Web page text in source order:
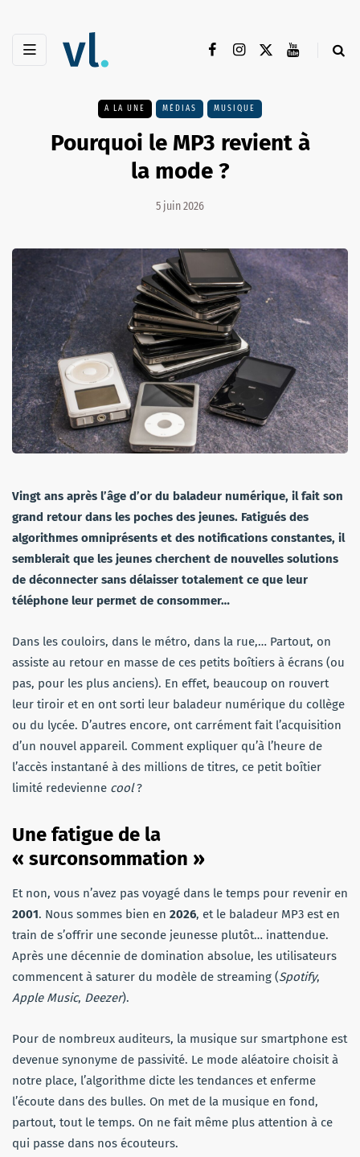
A LA UNE MÉDIAS MUSIQUE
Pourquoi le MP3 revient à
la mode ?
5 juin 2026
Vingt ans après l’âge d’or du baladeur numérique, il fait son
grand retour dans les poches des jeunes. Fatigués des
algorithmes omniprésents et des notifications constantes, il
semblerait que les jeunes cherchent de nouvelles solutions
de déconnecter sans délaisser totalement ce que leur
téléphone leur permet de consommer…
Dans les couloirs, dans le métro, dans la rue,… Partout, on
assiste au retour en masse de ces petits boîtiers à écrans (ou
pas, pour les plus anciens). En effet, beaucoup on rouvert
leur tiroir et en ont sorti leur baladeur numérique du collège
ou du lycée. D’autres encore, ont carrément fait l’acquisition
d’un nouvel appareil. Comment expliquer qu’à l’heure de
l’accès instantané à des millions de titres, ce petit boîtier
limité redevienne cool?
Une fatigue de la
« surconsommation »
Et non, vous n’avez pas voyagé dans le temps pour revenir en
2001. Nous sommes bien en 2026, et le baladeur MP3 est en
train de s’offrir une seconde jeunesse plutôt… inattendue.
Après une décennie de domination absolue, les utilisateurs
commencent à saturer du modèle de streaming (Spotify,
Apple Music, Deezer).
Pour de nombreux auditeurs, la musique sur smartphone est
devenue synonyme de passivité. Le mode aléatoire choisit à
notre place, l’algorithme dicte les tendances et enferme
l’écoute dans des bulles. On met de la musique en fond,
partout, tout le temps. On ne fait même plus attention à ce
qui passe dans nos écouteurs.